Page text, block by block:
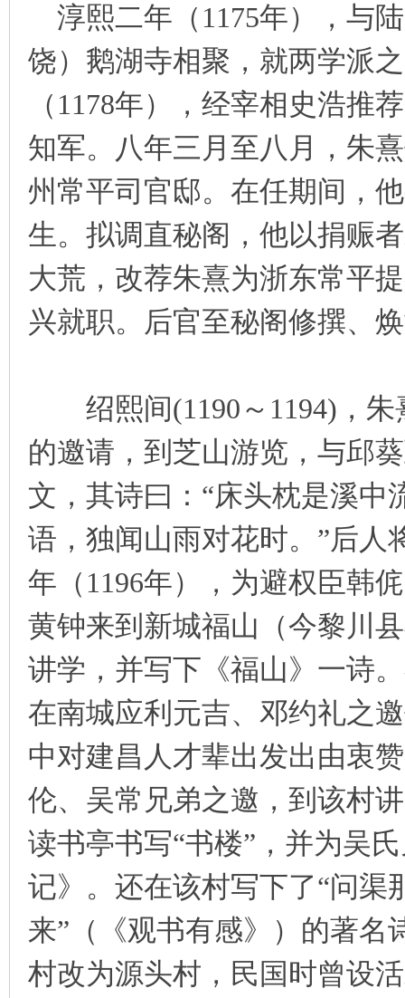
淳熙二年（1175年），与
饶）鹅湖寺相聚，就两学派
（1178年），经宰相史浩推
知军。八年三月至八月，朱
州常平司官邸。在任期间，
生。拟调直秘阁，他以捐赈
大荒，改荐朱熹为浙东常平
兴就职。后官至秘阁修撰、
绍熙间(1190～1194)，朱
的邀请，到芝山游览，与邱
文，其诗曰：“床头枕是溪中
语，独闻山雨对花时。”后
年（1196年），为避权臣韩
黄钟来到新城福山（今黎川
讲学，并写下《福山》一诗
在南城应利元吉、邓约礼之
中对建昌人才辈出发出由衷
伦、吴常兄弟之邀，到该村
读书亭书写“书楼”，并为吴
记》。还在该村写下了“问渠
来”（《观书有感》）的著名
村改为源头村，民国时曾设